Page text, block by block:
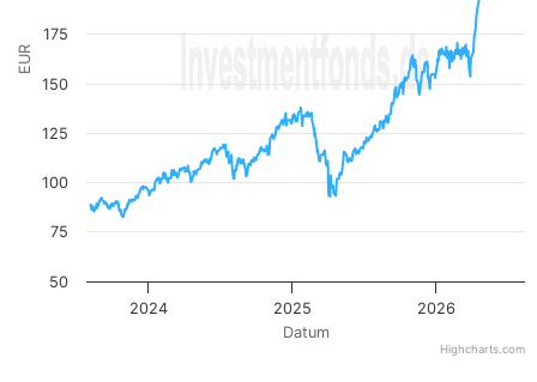
Datum
EUR
2024 2025 2026
50
75
100
125
150
175
Highcharts.com